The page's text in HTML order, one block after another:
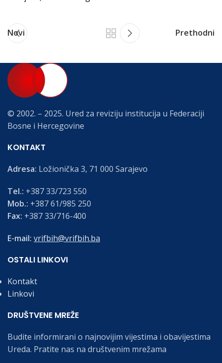
Novi Prethodni
© 2002. – 2025. Ured za reviziju institucija u Federaciji
Bosne i Hercegovine
KONTAKT
Adresa: Ložionička 3, 71 000 Sarajevo
Tel.: +387 33/723 550
Mob.: +387 61/985 250
Fax: +387 33/716-400
E-mail: vrifbih@vrifbih.ba
OSTALI LINKOVI
Kontakt
Linkovi
DRUŠTVENE MREŽE
Budite informirani o najnovijim vijestima i obavijestima
Ureda. Pratite nas na društvenim mrežama